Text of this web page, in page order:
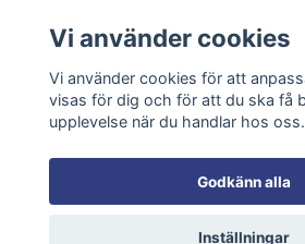
© 2026 Däckmästarna - Alla
Vi använder cookies
Vi använder cookies för att
visas för dig och för att du ska få
upplevelse när du handlar hos oss.
Godkänn alla
Inställningar